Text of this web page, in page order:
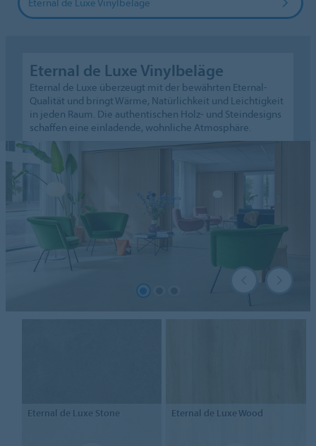
Eternal de Luxe Vinylbeläge
Eternal de Luxe überzeugt mit der bewährten Eternal-
Qualität und bringt Wärme, Natürlichkeit und Leichtigkeit
in jeden Raum. Die authentischen Holz- und Steindesigns
schaffen eine einladende, wohnliche Atmosphäre.
Eternal de Luxe Stone Eternal de Luxe Wood